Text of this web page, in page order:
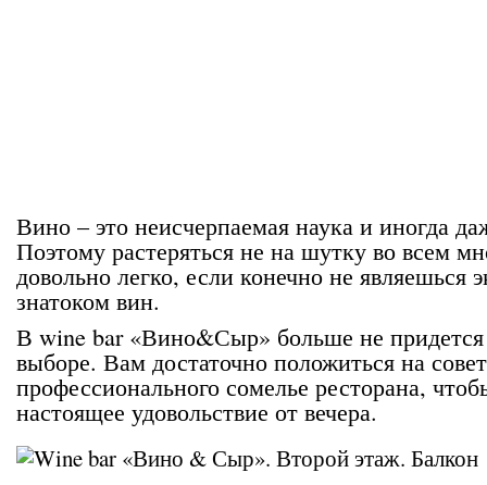
Вино – это неисчерпаемая наука и иногда
Поэтому растеряться не на шутку во всем
довольно легко, если конечно не являешься
знатоком вин.
В wine bar «Вино&Сыр» больше не придется
выборе. Вам достаточно положиться на совет
профессионального сомелье ресторана,
настоящее удовольствие от вечера.